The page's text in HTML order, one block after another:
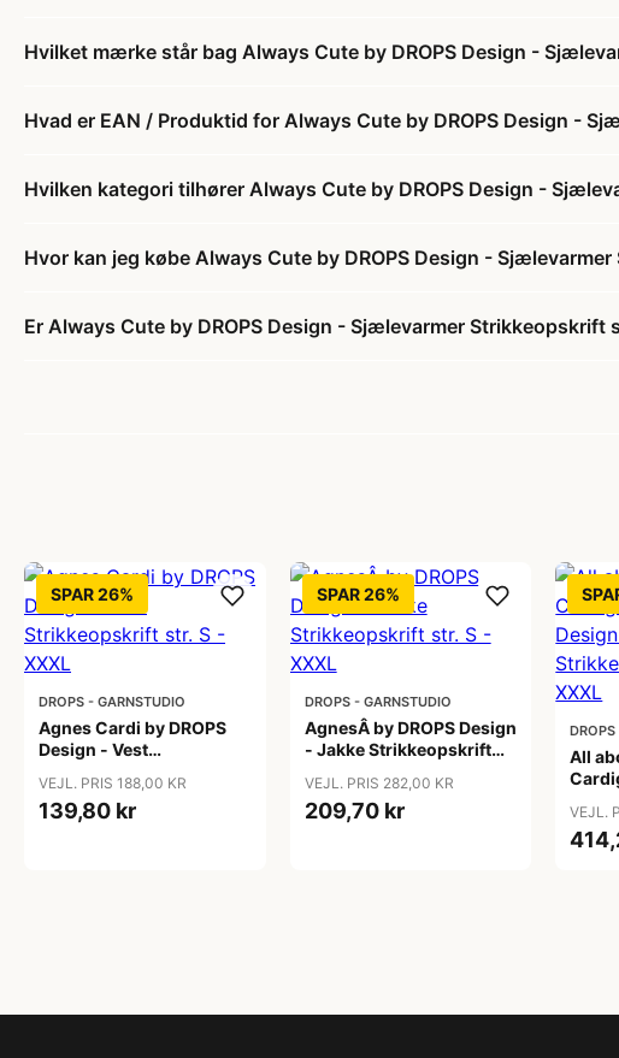
Hvilket mærke står bag Always Cute by DROPS Design -
Hvad er EAN / Produktid for Always Cute by DROPS Design -
Hvilken kategori tilhører Always Cute by DROPS Design -
Hvor kan jeg købe Always Cute by DROPS Design -
Er Always Cute by DROPS Design - Sjælevarmer Strikkeopskrift
SPAR 26%
DROPS - GARNSTUDIO
Agnes Cardi by DROPS
Design - Vest
XXXL
VEJL. PRIS 188,00 KR
139,80 kr
SPAR 26%
DROPS - GARNSTUDIO
AgnesÂ by DROPS Design
- Jakke Strikkeopskrift
VEJL. PRIS 282,00 KR
209,70 kr
All
XXXL
VEJL.